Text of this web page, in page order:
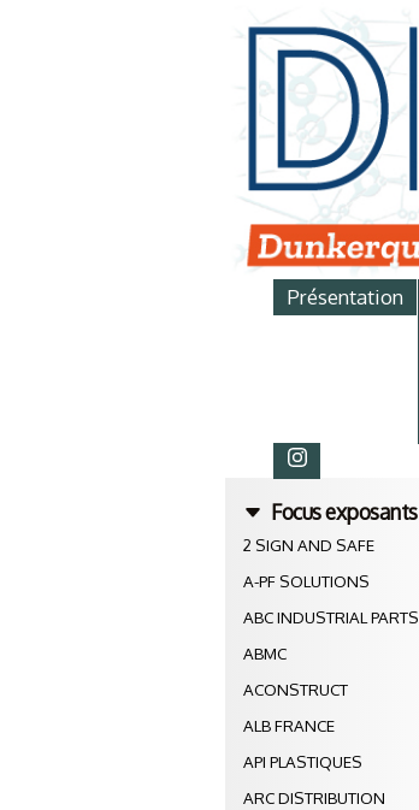
Présentation
Focus exposants
2 SIGN AND SAFE
A-PF SOLUTIONS
ABC INDUSTRIAL PARTS
ABMC
ACONSTRUCT
ALB FRANCE
API PLASTIQUES
ARC DISTRIBUTION